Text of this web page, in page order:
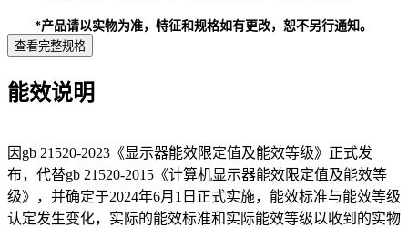
*产品请以实物为准，特征和规格如有更改，恕不另行通知。
查看完整规格
能效说明
因gb 21520-2023《显示器能效限定值及能效等级》正式发
布，代替gb 21520-2015《计算机显示器能效限定值及能效等
级》，并确定于2024年6月1日正式实施，能效标准与能效等级
认定发生变化，实际的能效标准和实际能效等级以收到的实物